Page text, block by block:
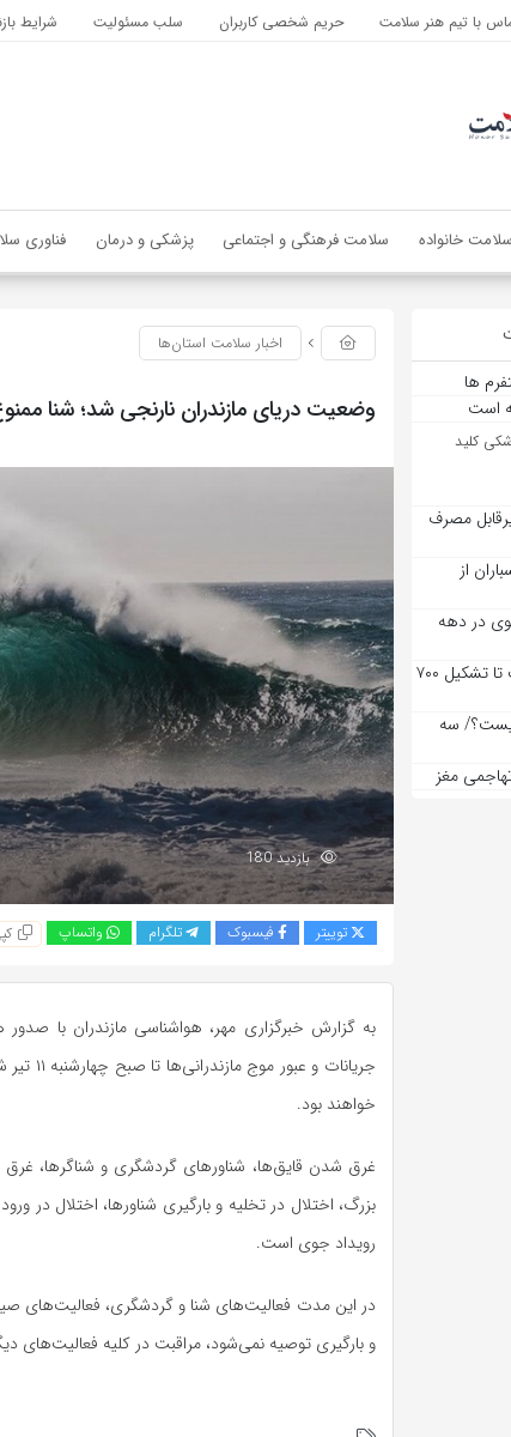
با تیم هنر سلامت حریم شخصی کاربران سلب مسئولیت شرایط
سلامت خانواده سلامت فرهنگی و اجتماعی پزشکی و درمان فناوری
ها
است
کلید
غیرقابل مصرف
از
در دهه
از احضار خرازی به دادگاه ویژه روحانیت تا تشکیل ۷۰۰
سه
مغز
اخبار سلامت استان‌ها
وضعیت دریای مازندران نارنجی شد؛ شنا
بازدید 180
توییتر فیسبوک تلگرام واتساپ
به گزارش خبرگزاری مهر، هواشناسی مازندران با
خواهند بود.
غرق شدن قایق‌ها، شناورهای گردشگری و شناگرها،
بزرگ، اختلال در تخلیه و بارگیری شناورها، اختلال در
رویداد جوی است.
در این مدت فعالیت‌های شنا و گردشگری، فعالیت‌های
و بارگیری توصیه نمی‌شود، مراقبت در کلیه فعالیت‌های